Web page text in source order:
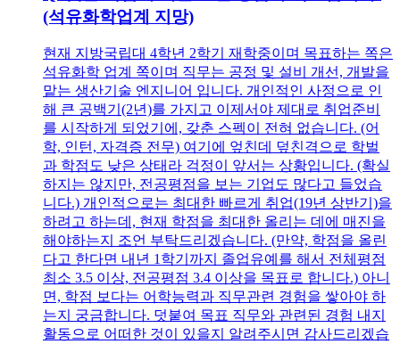
(석유화학업계 지망)
현재 지방국립대 4학년 2학기 재학중이며 목표하는 쪽은
석유화학 업계 쪽이며 직무는 공정 및 설비 개선, 개발을
맡는 생산기술 엔지니어 입니다. 개인적인 사정으로 인
해 큰 공백기(2년)를 가지고 이제서야 제대로 취업준비
를 시작하게 되었기에, 갖춘 스펙이 전혀 없습니다. (어
학, 인턴, 자격증 전무) 여기에 엎친데 덮친격으로 학벌
과 학점도 낮은 상태라 걱정이 앞서는 상황입니다. (확실
하지는 않지만, 전공평점을 보는 기업도 많다고 들었습
니다.) 개인적으로는 최대한 빠르게 취업(19년 상반기)을
하려고 하는데, 현재 학점을 최대한 올리는 데에 매진을
해야하는지 조언 부탁드리겠습니다. (만약, 학점을 올린
다고 한다면 내년 1학기까지 졸업유예를 해서 전체평점
최소 3.5 이상, 전공평점 3.4 이상을 목표로 합니다.) 아니
면, 학점 보다는 어학능력과 직무관련 경험을 쌓아야 하
는지 궁금합니다. 덧붙여 목표 직무와 관련된 경험 내지
활동으로 어떠한 것이 있을지 알려주시면 감사드리겠습